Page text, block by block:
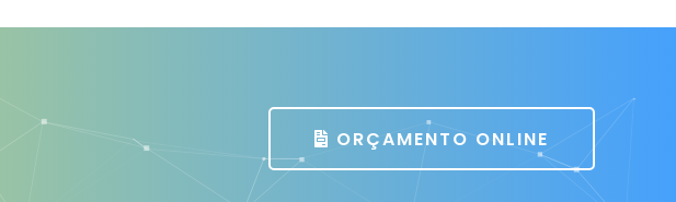
ORÇAMENTO ONLINE